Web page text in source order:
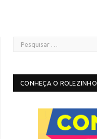
CONHEÇA O ROLEZINHO